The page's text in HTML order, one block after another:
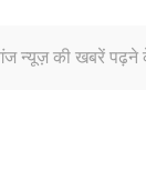
न्यूज़ की खबरें पढ़ने